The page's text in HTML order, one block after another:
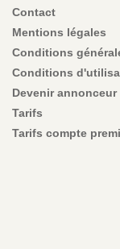
Contact
Mentions légales
Conditions
Conditions
Devenir annonceur
Tarifs
Tarifs compte